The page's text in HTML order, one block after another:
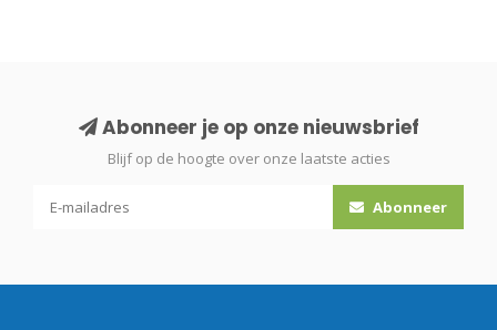
Abonneer je op onze nieuwsbrief
Blijf op de hoogte over onze laatste acties
Abonneer